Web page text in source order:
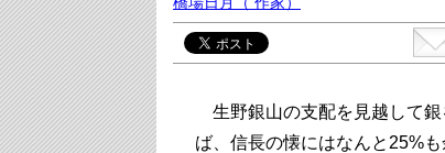
生野銀山の支配を見越して銀
ば、信長の懐にはなんと25%